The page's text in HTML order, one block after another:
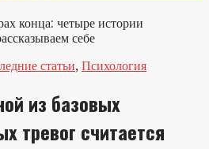
конца: четыре истории
себе
статьи, Психология
из базовых
тревог считается